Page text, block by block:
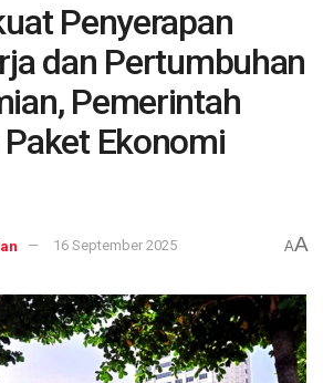
Penyerapan
dan Pertumbuhan
Pemerintah
Ekonomi
16 September 2025 AA